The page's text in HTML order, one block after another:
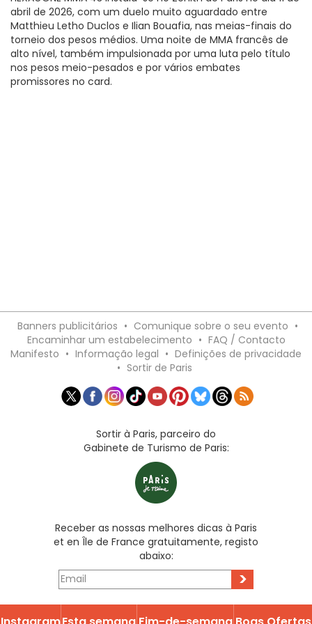
abril de 2026, com um duelo muito aguardado entre
Matthieu Letho Duclos e Ilian Bouafia, nas meias-finais do
torneio dos pesos médios. Uma noite de MMA francês de
alto nível, também impulsionada por uma luta pelo título
nos pesos meio-pesados e por vários embates
promissores no card.
Banners publicitários • Comunique sobre o seu evento •
Encaminhar um estabelecimento • FAQ / Contacto
Manifesto • Informação legal • Definições de privacidade
• Sortir de Paris
Sortir à Paris, parceiro do
Gabinete de Turismo de Paris:
Receber as nossas melhores dicas à Paris
et en Île de France gratuitamente, registo
abaixo:
>